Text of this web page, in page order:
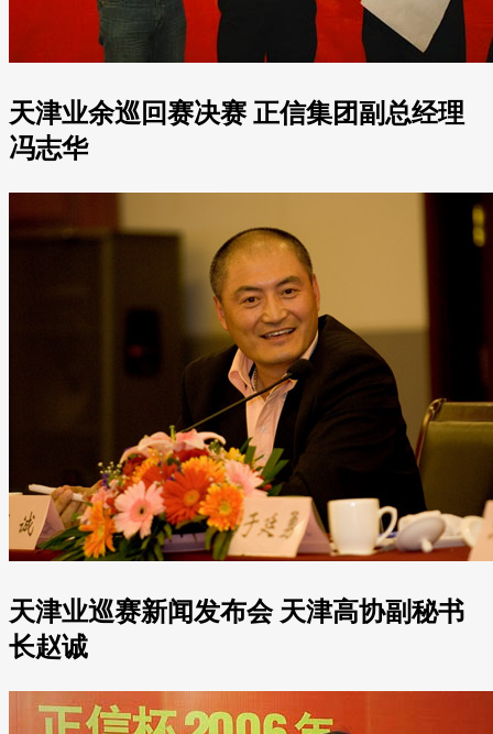
天津业余巡回赛决赛 正信集团副总经理
冯志华
天津业巡赛新闻发布会 天津高协副秘书
长赵诚